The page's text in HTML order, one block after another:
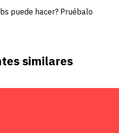
puede hacer? Pruébalo
similares